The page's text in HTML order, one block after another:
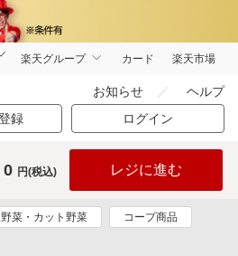
楽天グループ カード 楽天市場
お知らせ ヘルプ
録 ログイン
0 円(税込) レジに進む
菜・カット野菜 コープ商品